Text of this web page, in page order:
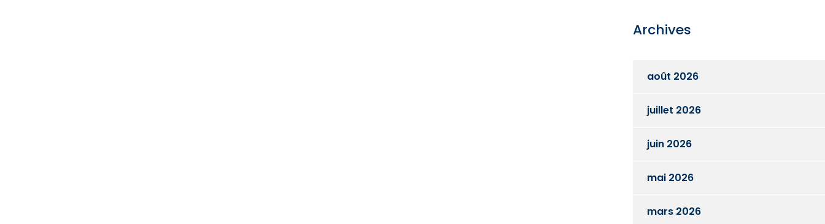
Archives
août 2026
juillet 2026
juin 2026
mai 2026
mars 2026